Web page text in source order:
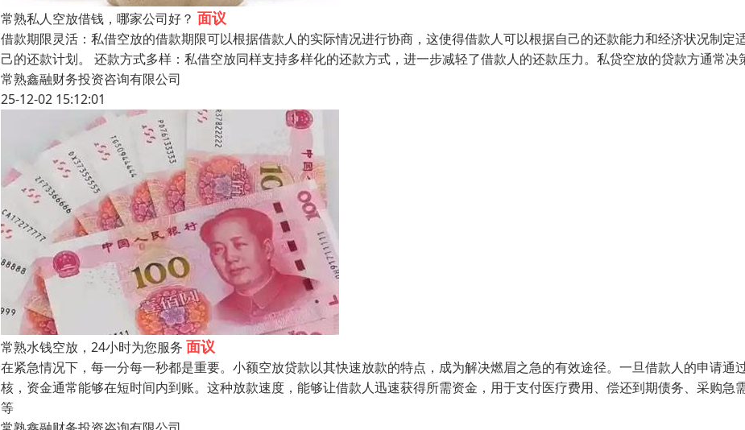
常熟私人空放借钱，哪家公司好？ 面议
借款期限灵活：私借空放的借款期限可以根据借款人的实际情况进行协商，这使得借款人可以根据自己的还款能力和经济状况制定
己的还款计划。 还款方式多样：私借空放同样支持多样化的还款方式，进一步减轻了借款人的还款压力。私贷空放的贷款方通常决
常熟鑫融财务投资咨询有限公司
25-12-02 15:12:01
常熟水钱空放，24小时为您服务 面议
在紧急情况下，每一分每一秒都是重要。小额空放贷款以其快速放款的特点，成为解决燃眉之急的有效途径。一旦借款人的申请通
核，资金通常能够在短时间内到账。这种放款速度，能够让借款人迅速获得所需资金，用于支付医疗费用、偿还到期债务、采购急
等